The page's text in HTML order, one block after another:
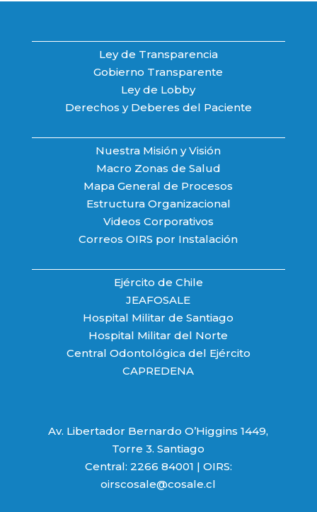
Ley de Transparencia
Gobierno Transparente
Ley de Lobby
Derechos y Deberes del Paciente
Nuestra Misión y Visión
Macro Zonas de Salud
Mapa General de Procesos
Estructura Organizacional
Videos Corporativos
Correos OIRS por Instalación
Ejército de Chile
JEAFOSALE
Hospital Militar de Santiago
Hospital Militar del Norte
Central Odontológica del Ejército
CAPREDENA
Av. Libertador Bernardo O’Higgins 1449,
Torre 3. Santiago
Central: 2266 84001 | OIRS:
oirscosale@cosale.cl